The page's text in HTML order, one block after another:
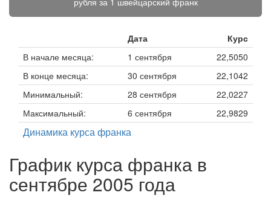
Дата
Курс
В начале месяца:
1 сентября
22,5050
В конце месяца:
30 сентября
22,1042
Минимальный:
28 сентября
22,0227
Максимальный:
6 сентября 22,9829
Динамика курса франка
График курса франка в
сентябре 2005 года